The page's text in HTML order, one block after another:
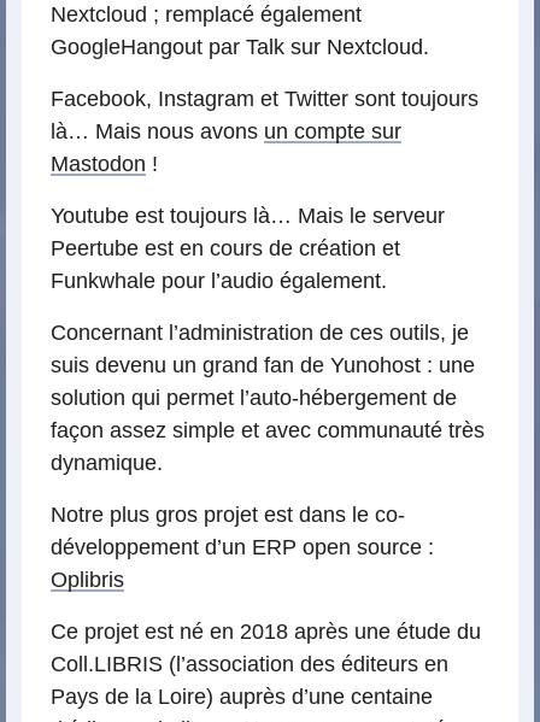
Nextcloud ; remplacé également
GoogleHangout par Talk sur Nextcloud.
Facebook, Instagram et Twitter sont toujours
là… Mais nous avons un compte sur
Mastodon !
Youtube est toujours là… Mais le serveur
Peertube est en cours de création et
Funkwhale pour l’audio également.
Concernant l’administration de ces outils, je
suis devenu un grand fan de Yunohost : une
solution qui permet l’auto-hébergement de
façon assez simple et avec communauté très
dynamique.
Notre plus gros projet est dans le co-
développement d’un ERP open source :
Oplibris
Ce projet est né en 2018 après une étude du
Coll.LIBRIS (l’association des éditeurs en
Pays de la Loire) auprès d’une centaine